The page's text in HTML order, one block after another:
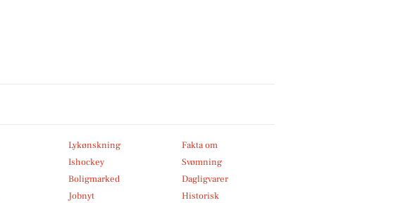
Lykønskning
Fakta om
Ishockey
Svømning
Boligmarked
Dagligvarer
Jobnyt
Historisk